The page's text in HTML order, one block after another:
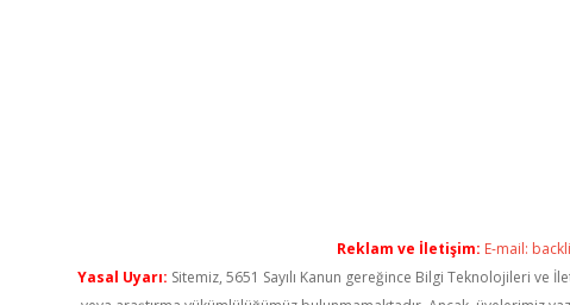
Reklam ve İletişim: E-mail:
Yasal Uyarı: Sitemiz, 5651 Sayılı Kanun gereğince Bilgi Teknolojileri